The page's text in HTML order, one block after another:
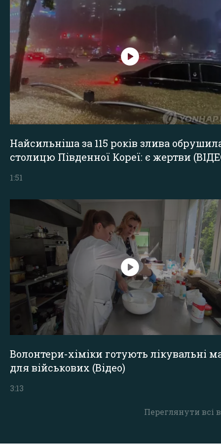
Переглянути всі
Найсильніша за 115 років злива
столицю Південної Кореї: є жертви
1:51
Волонтери-хіміки готують лікувальні
для військових (Відео)
3:13